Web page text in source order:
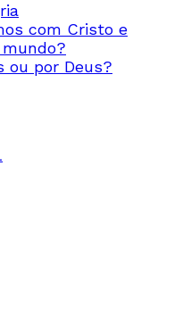
com Cristo e
ou por Deus?